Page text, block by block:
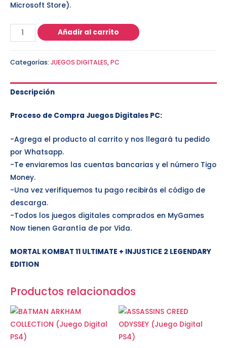
Microsoft Store).
Añadir al carrito
Categorías: JUEGOS DIGITALES,PC
Descripción
Proceso de Compra Juegos Digitales PC:
-Agrega el producto al carrito y nos llegará tu pedido
por Whatsapp.
-Te enviaremos las cuentas bancarias y el número Tigo
Money.
-Una vez verifiquemos tu pago recibirás el código de
descarga.
-Todos los juegos digitales comprados en MyGames
Now tienen Garantía de por Vida.
MORTAL KOMBAT 11 ULTIMATE + INJUSTICE 2 LEGENDARY
EDITION
Productos relacionados